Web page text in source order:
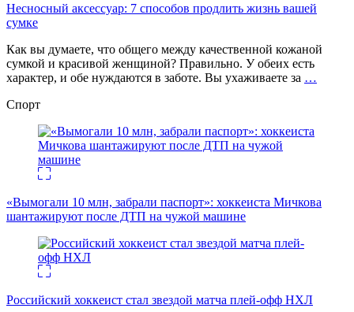
Несносный аксессуар: 7 способов продлить жизнь вашей
сумке
Как вы думаете, что общего между качественной кожаной
сумкой и красивой женщиной? Правильно. У обеих есть
характер, и обе нуждаются в заботе. Вы ухаживаете за …
Спорт
«Вымогали 10 млн, забрали паспорт»: хоккеиста Мичкова
шантажируют после ДТП на чужой машине
Российский хоккеист стал звездой матча плей-офф НХЛ